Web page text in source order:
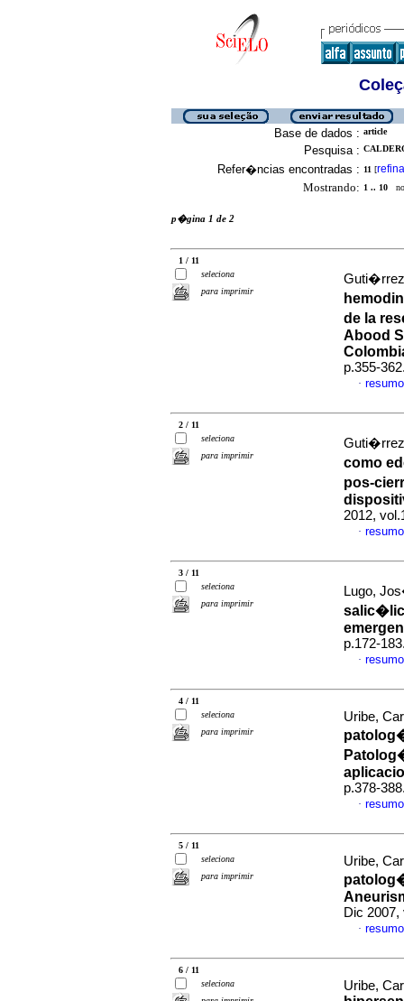
Base de dados : article
Pesquisa :
Refer�ncias encontradas : 11 [
Mostrando: 1 .. 10
p�gina 1 de 2
1 / 11
seleciona
para imprimir
de la
Abood
p.355-
·
2 / 11
seleciona
para imprimir
como
pos-
2012,
·
3 / 11
seleciona
para imprimir
Lugo,
p.172-
·
4 / 11
seleciona
para imprimir
Uribe,
p.378-
·
5 / 11
seleciona
para imprimir
Uribe,
Dic 2007,
·
6 / 11
seleciona
Uribe,